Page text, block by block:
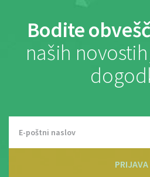
Bodite
naših
PRIJAVA